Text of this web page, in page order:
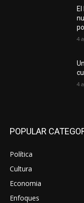
4
4
POPULAR
Política
Cultura
Economia
Enfoques